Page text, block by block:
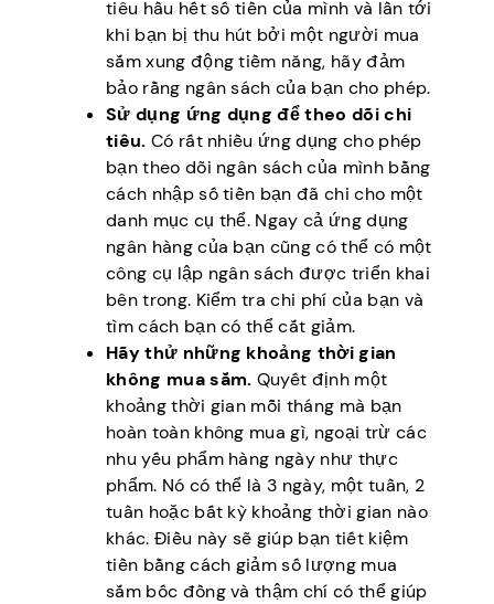
tiêu hầu hết số tiền của mình và lần tới
khi bạn bị thu hút bởi một người mua
sắm xung động tiềm năng, hãy đảm
bảo rằng ngân sách của bạn cho phép.
Sử dụng ứng dụng để theo dõi chi
tiêu. Có rất nhiều ứng dụng cho phép
bạn theo dõi ngân sách của mình bằng
cách nhập số tiền bạn đã chi cho một
danh mục cụ thể. Ngay cả ứng dụng
ngân hàng của bạn cũng có thể có một
công cụ lập ngân sách được triển khai
bên trong. Kiểm tra chi phí của bạn và
tìm cách bạn có thể cắt giảm.
Hãy thử những khoảng thời gian
không mua sắm. Quyết định một
khoảng thời gian mỗi tháng mà bạn
hoàn toàn không mua gì, ngoại trừ các
nhu yếu phẩm hàng ngày như thực
phẩm. Nó có thể là 3 ngày, một tuần, 2
tuần hoặc bất kỳ khoảng thời gian nào
khác. Điều này sẽ giúp bạn tiết kiệm
tiền bằng cách giảm số lượng mua
sắm bốc đồng và thậm chí có thể giúp